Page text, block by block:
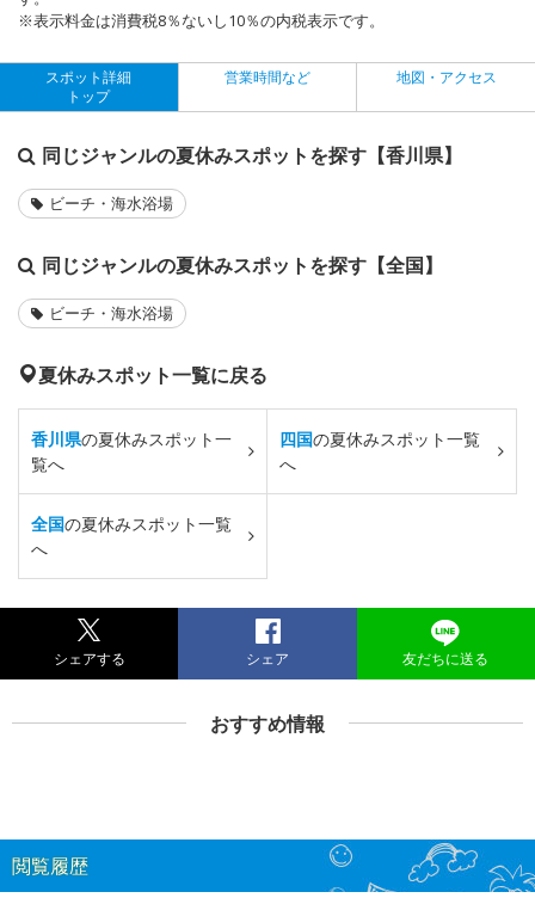
※表示料金は消費税8％ないし10％の内税表示です。
スポット詳細
トップ
営業時間など 地図・アクセス
同じジャンルの夏休みスポットを探す【香川県】
ビーチ・海水浴場
同じジャンルの夏休みスポットを探す【全国】
ビーチ・海水浴場
夏休みスポット一覧に戻る
香川県の夏休みスポット一
覧へ
四国の夏休みスポット一覧
へ
全国の夏休みスポット一覧
へ
シェアする シェア 友だちに送る
おすすめ情報
閲覧履歴